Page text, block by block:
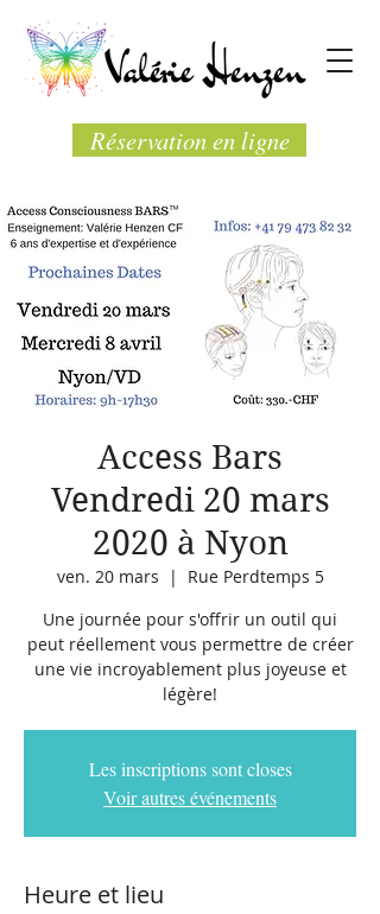
Réservation en ligne
Access Bars
Vendredi 20 mars
2020 à Nyon
ven. 20 mars
  |
Rue Perdtemps 5
Une journée pour s'offrir un outil qui
peut réellement vous permettre de créer
une vie incroyablement plus joyeuse et
légère!
Les inscriptions sont closes
Voir autres événements
Heure et lieu